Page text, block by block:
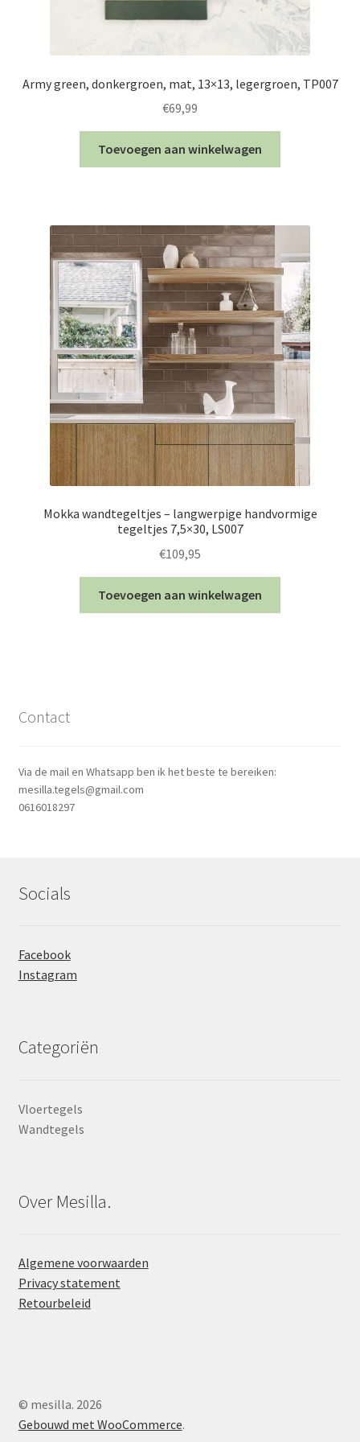
Army green, donkergroen, mat, 13×13, legergroen, TP007
€69,99
Toevoegen aan winkelwagen
Mokka wandtegeltjes – langwerpige handvormige
tegeltjes 7,5×30, LS007
€109,95
Toevoegen aan winkelwagen
Contact
Via de mail en Whatsapp ben ik het beste te bereiken:
mesilla.tegels@gmail.com
0616018297
Socials
Facebook
Instagram
Categoriën
Vloertegels
Wandtegels
Over Mesilla.
Algemene voorwaarden
Privacy statement
Retourbeleid
© mesilla. 2026
Gebouwd met WooCommerce.